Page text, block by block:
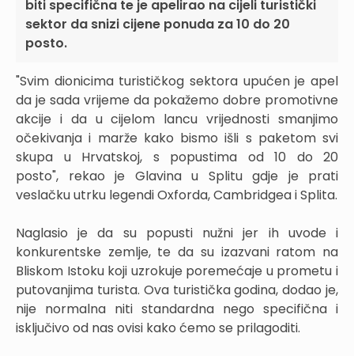
biti specifična te je apelirao na cijeli turistički
sektor da snizi cijene ponuda za 10 do 20
posto.
"Svim dionicima turističkog sektora upućen je apel
da je sada vrijeme da pokažemo dobre promotivne
akcije i da u cijelom lancu vrijednosti smanjimo
očekivanja i marže kako bismo išli s paketom svi
skupa u Hrvatskoj, s popustima od 10 do 20
posto", rekao je Glavina u Splitu gdje je prati
veslačku utrku legendi Oxforda, Cambridgea i Splita.
Naglasio je da su popusti nužni jer ih uvode i
konkurentske zemlje, te da su izazvani ratom na
Bliskom Istoku koji uzrokuje poremećaje u prometu i
putovanjima turista. Ova turistička godina, dodao je,
nije normalna niti standardna nego specifična i
isključivo od nas ovisi kako ćemo se prilagoditi.